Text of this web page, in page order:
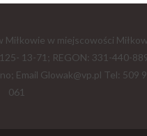
w miejscowości
13-71; REGON: 331-440-
Email Glowak@vp.pl Tel: 509
061